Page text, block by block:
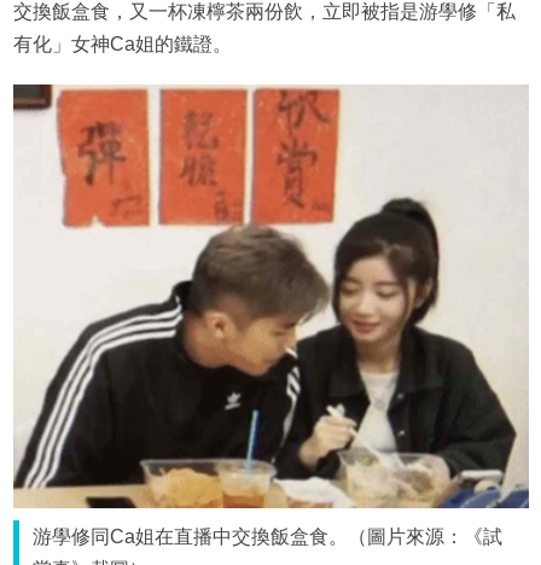
交換飯盒食，又一杯凍檸茶兩份飲，立即被指是游學修「私
有化」女神Ca姐的鐵證。
游學修同Ca姐在直播中交換飯盒食。（圖片來源：《試